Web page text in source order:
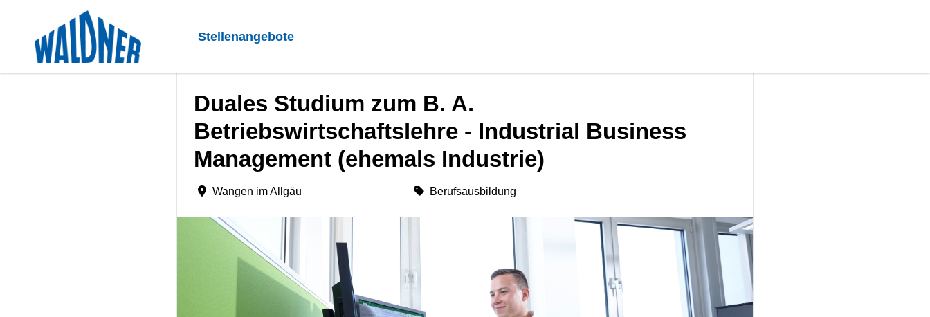
Stellenangebote
Duales Studium zum B. A.
Betriebswirtschaftslehre - Industrial Business
Management (ehemals Industrie)
Wangen im Allgäu Berufsausbildung